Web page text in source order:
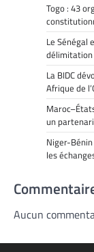
Togo : 43
Le Sénégal
La BIDC
Afrique de
un
Niger-
les
Aucun